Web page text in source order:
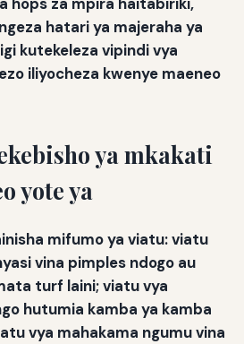
hatari ya majeraha ya
kutekeleza vipindi vya
iliyocheza kwenye maeneo
ya mkakati
yote ya
mifumo ya viatu: viatu
vina pimples ndogo au
turf laini; viatu vya
hutumia kamba ya kamba
vya mahakama ngumu vina